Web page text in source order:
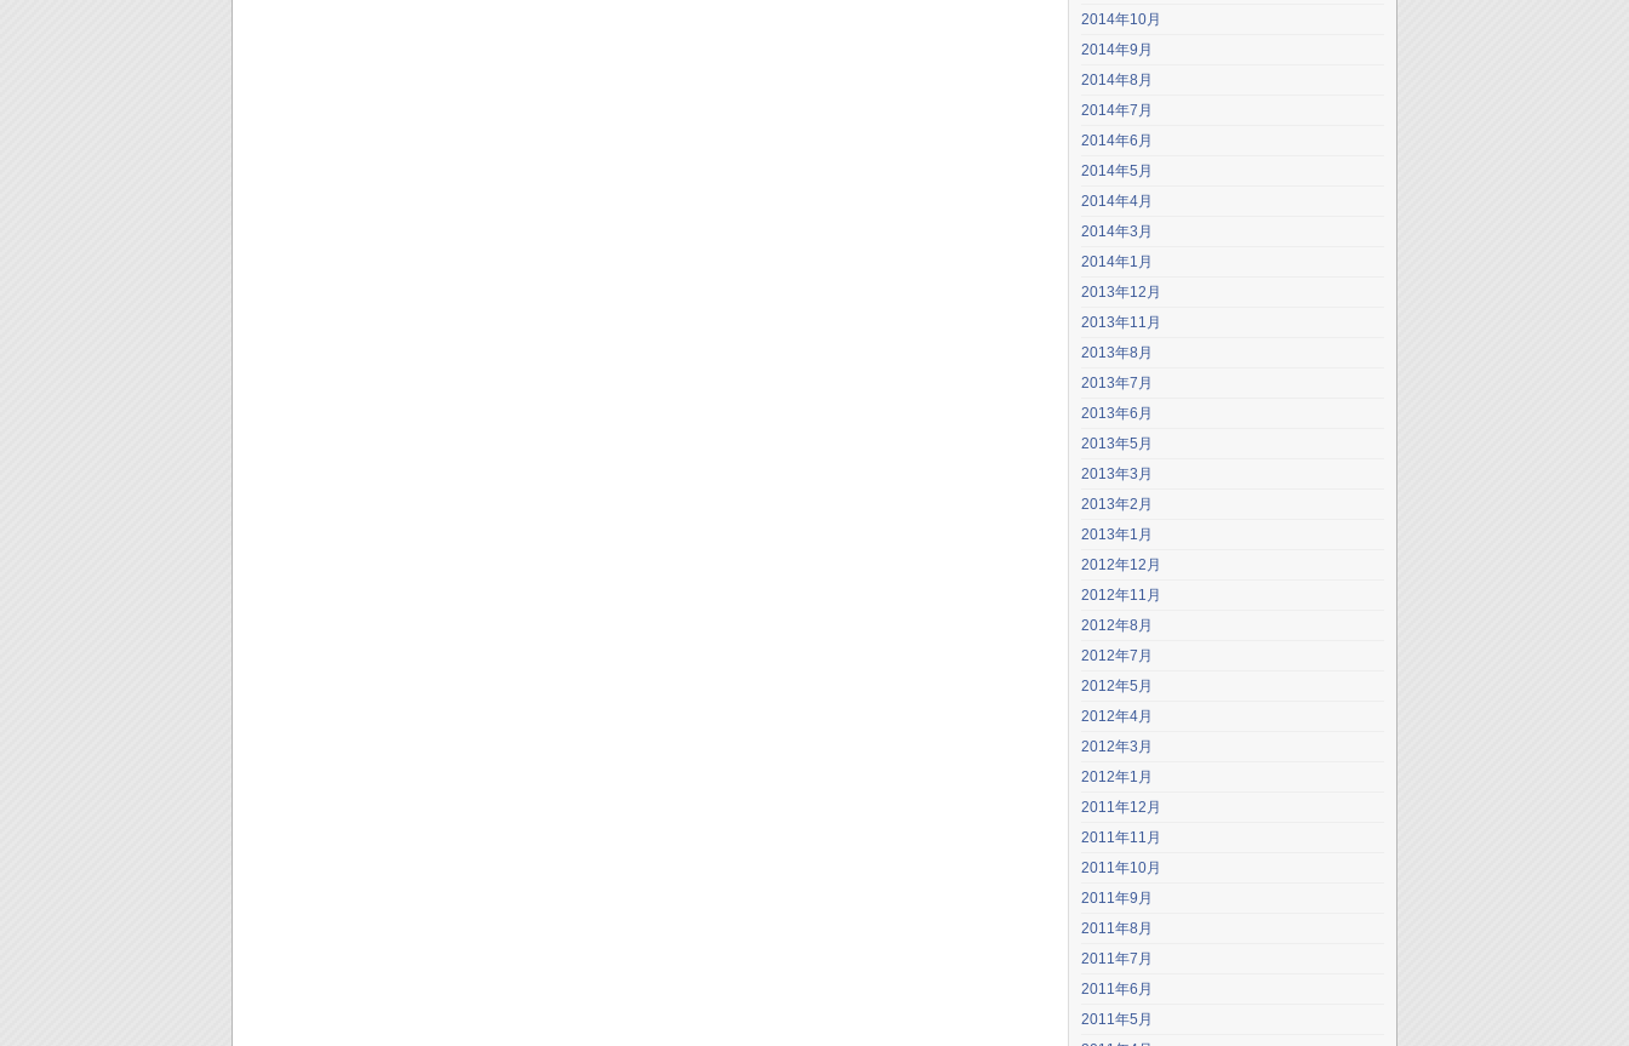
2014年10月
2014年9月
2014年8月
2014年7月
2014年6月
2014年5月
2014年4月
2014年3月
2014年1月
2013年12月
2013年11月
2013年8月
2013年7月
2013年6月
2013年5月
2013年3月
2013年2月
2013年1月
2012年12月
2012年11月
2012年8月
2012年7月
2012年5月
2012年4月
2012年3月
2012年1月
2011年12月
2011年11月
2011年10月
2011年9月
2011年8月
2011年7月
2011年6月
2011年5月